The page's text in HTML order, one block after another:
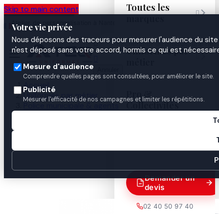
Skip to main content
Votre vie privée
Nous déposons des traceurs pour mesurer l'audience du
n'est déposé sans votre accord, hormis ce qui est
Mesure d'audience
Comprendre quelles pages sont consultées, pour améliorer le site.
Publicité
Mesurer l'efficacité de nos campagnes et limiter les répétitions.
Atelier de personnalisation à Nantes
depuis 2003

Toutes les
marques

Uniformes par
Pro &
Collectivités
Demander un
devis
02 40 50 97 40
Accueil
Uniformes par métier
Police municipale & agents